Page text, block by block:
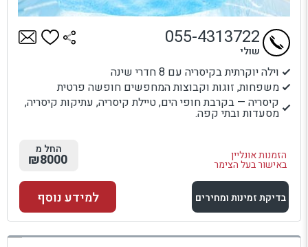
וילה יוקרתית בקיסריה עם 8 חדרי שינה
משפחות, זוגות וקבוצות המחפשים חופשה פרטית
קיסריה — בקרבת חופי הים, טיילת קיסריה, עתיקות קיסריה,
מסעדות ובתי קפה.
הזמנות אונליין
באישור בעל הצימר
055-4313722
שולי
החל מ
₪8000
בדיקת זמינות ומחירים
למתחם זה
למידע נוסף